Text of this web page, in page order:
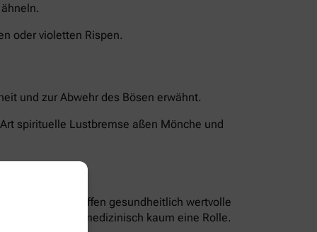
oder violetten Rispen.
und zur Abwehr des Bösen erwähnt.
spirituelle Lustbremse aßen Mönche und
und Bitterstoffen gesundheitlich wertvolle
Blüten spielen medizinisch kaum eine Rolle.